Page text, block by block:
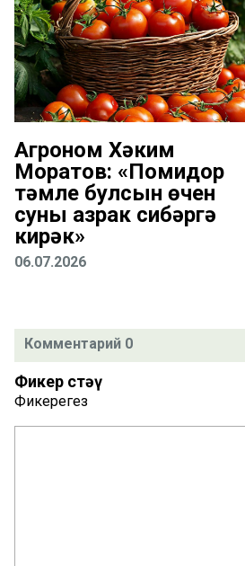
Агроном Хәким
Моратов: «Помидор
тәмле булсын өчен
суны азрак сибәргә
кирәк»
06.07.2026
Комментарий 0
Фикер өстәү
Фикерегез